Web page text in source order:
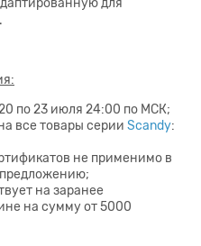
по 23 июля 24:00 по МСК;
все товары серии Scandy:
не применимо в
на заранее
на сумму от 5000